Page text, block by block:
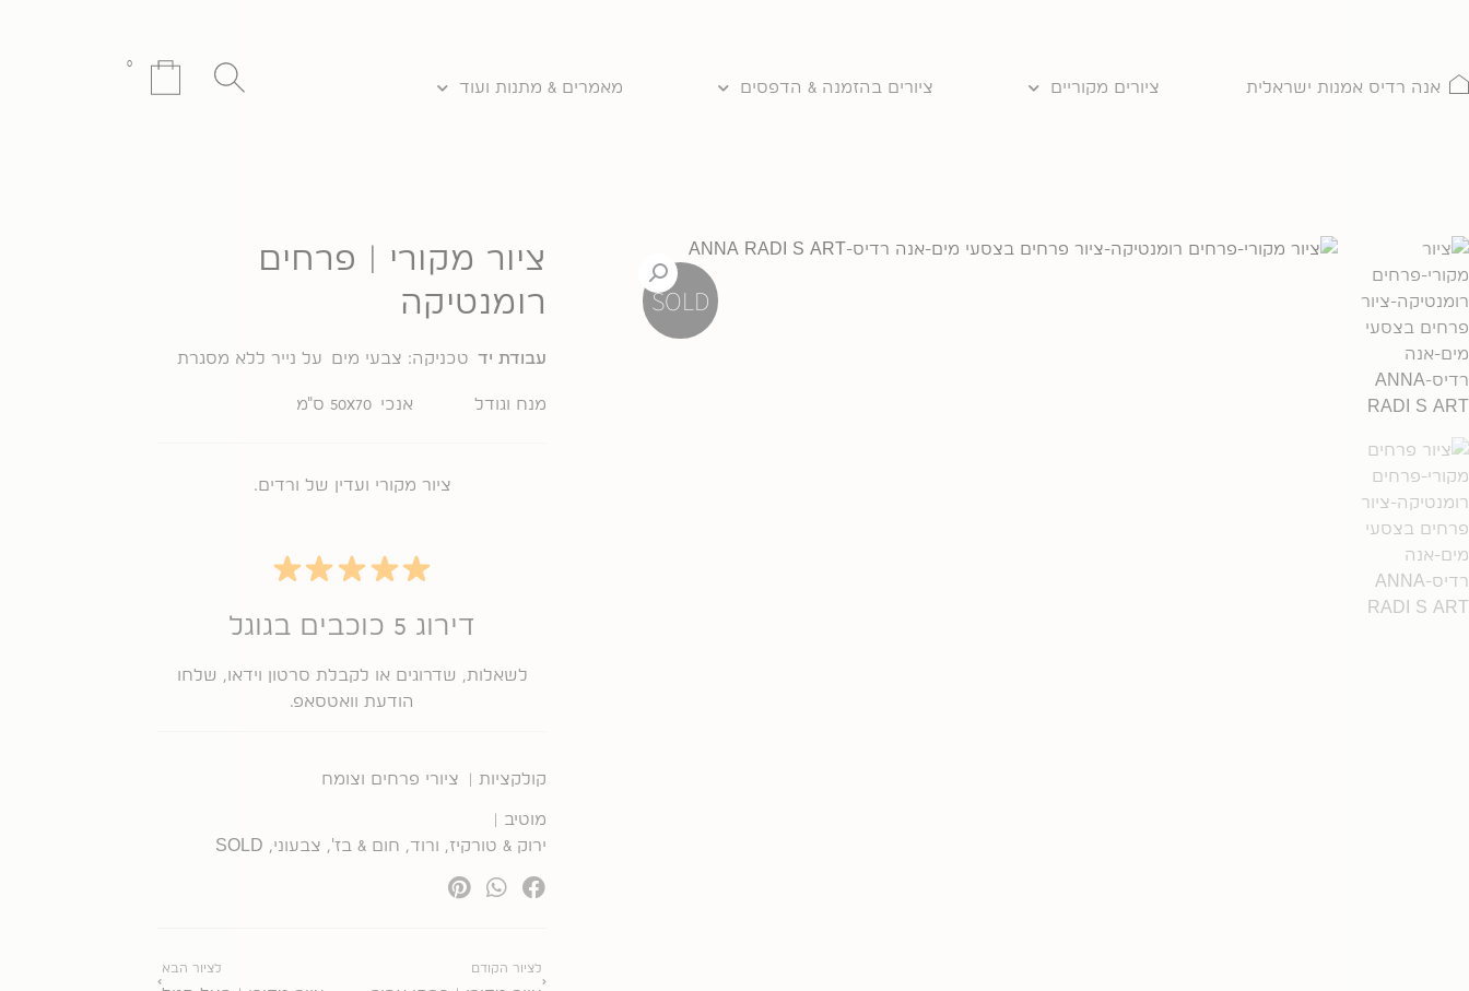
אנה רדיס אמנות ישראלית ציורים מקוריים ציורים בהזמנה & הדפסים מאמרים & מתנות ועוד
0
SOLD
ציור מקורי | פרחים
רומנטיקה
עבודת יד טכניקה: צבעי מים על נייר ללא מסגרת
מנח וגודל אנכי 50x70 ס"מ
ציור מקורי ועדין של ורדים.
דירוג 5 כוכבים בגוגל
לשאלות, שדרוגים או לקבלת סרטון וידאו, שלחו
הודעת וואטסאפ.
קולקציות | ציורי פרחים וצומח
מוטיב |
ירוק & טורקיז, ורוד, חום & בז', צבעוני,
SOLD
לציור הקודם לציור הבא